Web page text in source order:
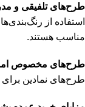
طرح‌های تلفیقی و
استفاده از
مناسب هستند.
طرح‌های مخصوص
طرح‌های نمادین